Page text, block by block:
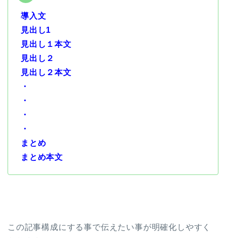
導入文
見出し1
見出し１本文
見出し２
見出し２本文
・
・
・
・
まとめ
まとめ本文
この記事構成にする事で伝えたい事が明確化しやすく